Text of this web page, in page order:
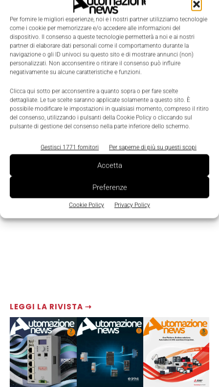
Per fornire le migliori esperienze, noi e i nostri partner utilizziamo tecnologie
come i cookie per memorizzare e/o accedere alle informazioni del
dispositivo. Il consenso a queste tecnologie permetterà a noi e ai nostri
partner di elaborare dati personali come il comportamento durante la
navigazione o gli ID univoci su questo sito e di mostrare annunci (non)
personalizzati. Non acconsentire o ritirare il consenso può influire
negativamente su alcune caratteristiche e funzioni.
Clicca qui sotto per acconsentire a quanto sopra o per fare scelte
dettagliate. Le tue scelte saranno applicate solamente a questo sito. È
possibile modificare le impostazioni in qualsiasi momento, compreso il ritiro
del consenso, utilizzando i pulsanti della Cookie Policy o cliccando sul
pulsante di gestione del consenso nella parte inferiore dello schermo.
Gestisci 1771 fornitori Per saperne di più su questi scopi
Accetta
Preferenze
Cookie Policy Privacy Policy
LEGGI LA RIVISTA ⇢
qualificati come Federtec – Assofluid
associazione dei costruttori ed operatori del settore
oleodinamico e pneumatico, con l’obiettivo di
cogliere le esigenze specifiche dei professionisti del
settore e offrire alle imprese l’opportunità di
TAGS Duplomatic